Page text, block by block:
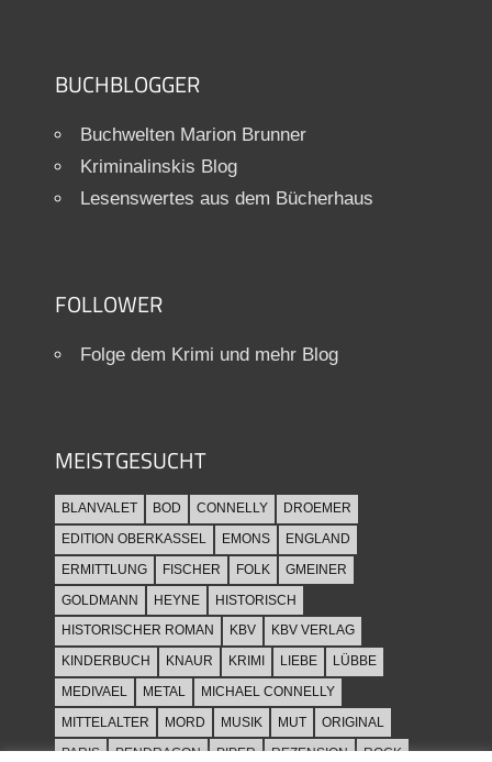
BUCHBLOGGER
Buchwelten Marion Brunner
Kriminalinskis Blog
Lesenswertes aus dem Bücherhaus
FOLLOWER
Folge dem Krimi und mehr Blog
MEISTGESUCHT
BLANVALET BOD CONNELLY
DROEMER
EDITION OBERKASSEL
EMONS
ENGLAND
ERMITTLUNG
FISCHER FOLK
GMEINER
GOLDMANN
HEYNE
HISTORISCH
HISTORISCHER ROMAN
KBV
KBV VERLAG
KINDERBUCH
KNAUR KRIMI LIEBE
LÜBBE
MEDIVAEL
METAL
MICHAEL CONNELLY
MITTELALTER
MORD MUSIK MUT
ORIGINAL
PARIS
PENDRAGON PIPER REZENSION ROCK